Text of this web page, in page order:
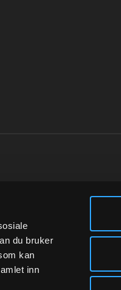
du bruker
kan
inn